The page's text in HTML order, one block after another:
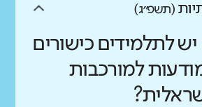
(תשפ״ג)
יש לתלמידים כישורים
למורכבות